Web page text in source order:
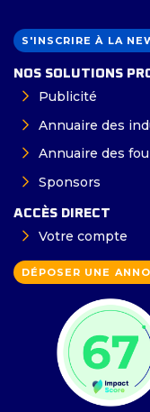
S'INSCRIRE À LA
NOS SOLUTIONS
Publicité
Annuaire des
Annuaire des
Sponsors
ACCÈS DIRECT
Votre compte
DÉPOSER UNE